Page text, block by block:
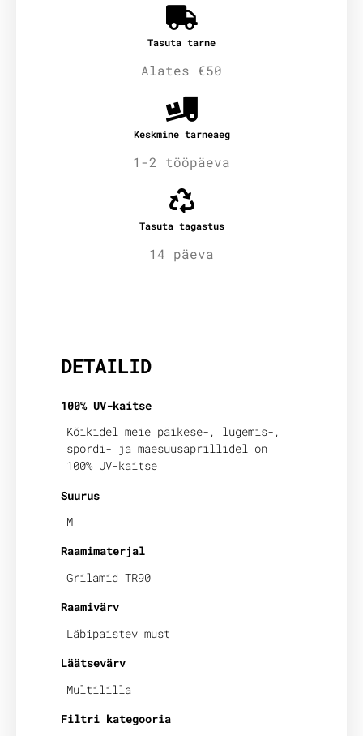
Tasuta tarne
Alates €50
Keskmine tarneaeg
1-2 tööpäeva
Tasuta tagastus
14 päeva
DETAILID
100% UV-kaitse
Kõikidel meie päikese-, lugemis-,
spordi- ja mäesuusaprillidel on
100% UV-kaitse
Suurus
M
Raamimaterjal
Grilamid TR90
Raamivärv
Läbipaistev must
Läätsevärv
Multililla
Filtri kategooria